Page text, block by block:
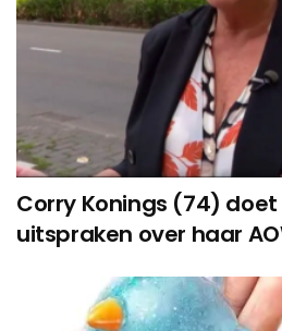
Corry Konings (74)
uitspraken over haar